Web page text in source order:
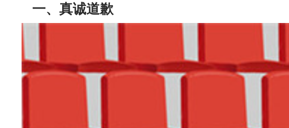
一、真诚道歉